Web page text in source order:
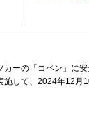
カーの「コペン」に
して、2024年12月